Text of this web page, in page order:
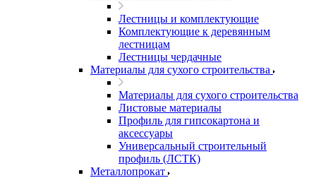
Лестницы и комплектующие
Комплектующие к деревянным
лестницам
Лестницы чердачные
Материалы для сухого строительства
Материалы для сухого строительства
Листовые материалы
Профиль для гипсокартона и
аксессуары
Универсальный строительный
профиль (ЛСТК)
Металлопрокат